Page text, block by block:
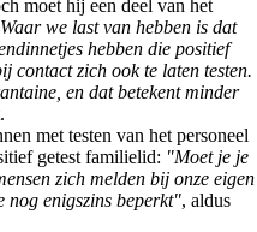
moet hij een deel van het
we last van hebben is dat
hebben die positief
contact zich ook te laten testen.
en dat betekent minder
met testen van het personeel
getest familielid: "Moet je je
zich melden bij onze eigen
nog enigszins beperkt", aldus